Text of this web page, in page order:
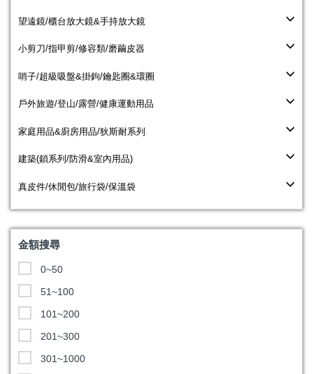
望遠鏡/櫃台放大鏡&手持放大鏡
小剪刀/指甲剪/修容類/磨繭皮器
哨子/超級吸盤&掛鉤/鑰匙圈&環圈
戶外旅遊/登山/露營/健康運動用品
家庭用品&廚房用品/狄斯耐系列
建築(鎖系列/防滑&室內用品)
真皮件/休閒包/旅行袋/保溫袋
金額搜尋
0~50
51~100
101~200
201~300
301~1000